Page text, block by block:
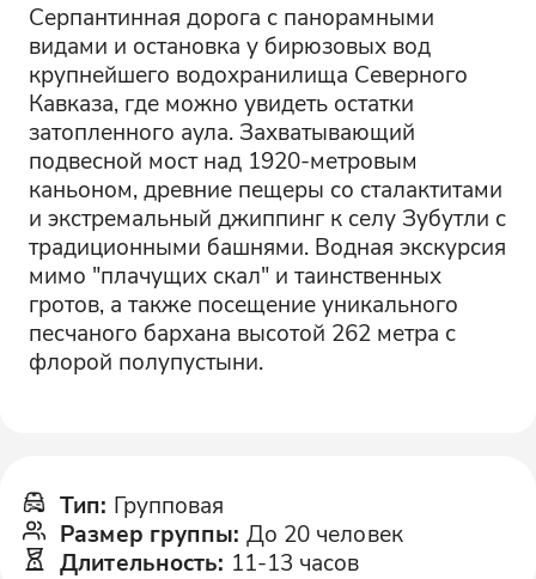
Серпантинная дорога с панорамными
видами и остановка у бирюзовых вод
крупнейшего водохранилища Северного
Кавказа, где можно увидеть остатки
затопленного аула. Захватывающий
подвесной мост над 1920-метровым
каньоном, древние пещеры со сталактитами
и экстремальный джиппинг к селу Зубутли с
традиционными башнями. Водная экскурсия
мимо "плачущих скал" и таинственных
гротов, а также посещение уникального
песчаного бархана высотой 262 метра с
флорой полупустыни.
Тип: Групповая
Размер группы: До 20 человек
Длительность: 11-13 часов